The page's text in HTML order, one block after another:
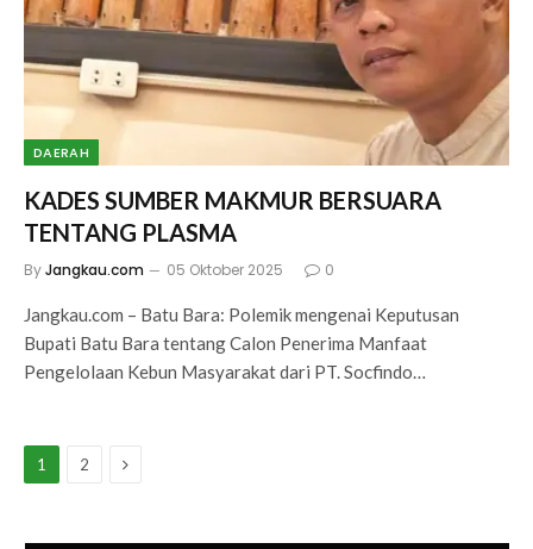
DAERAH
KADES SUMBER MAKMUR BERSUARA
TENTANG PLASMA
ByJangkau.com 05 Oktober 2025 0
Jangkau.com – Batu Bara: Polemik mengenai Keputusan
Bupati Batu Bara tentang Calon Penerima Manfaat
Pengelolaan Kebun Masyarakat dari PT. Socfindo…
1 2 Next